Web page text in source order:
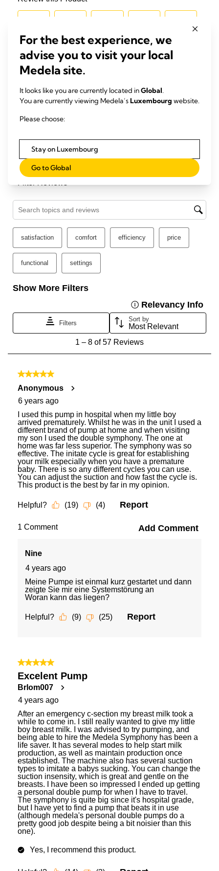
For the best experience, we
advise you to visit your local
Medela site.
It looks like you are currently located inGlobal.
You are currently viewing Medela’sLuxembourg website.
Please choose:
Stay on Luxembourg
Go to Global